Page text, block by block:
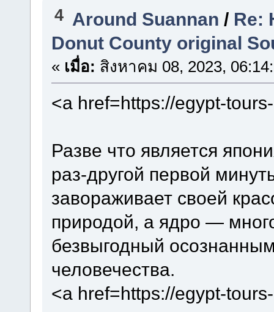
4 Around Suannan / Re:
Donut County original
« เมื่อ: สิงหาคม 08, 2023,
<a href=https://egypt-
Разве что является
раз-другой первой
завораживает своей
природой, а ядро —
безвыгодный
человечества.
<a href=https://egypt-